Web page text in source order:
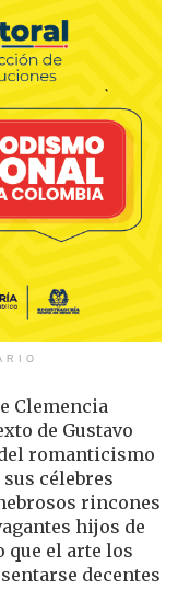
Clemencia
de Gustavo
romanticismo
célebres
rincones
hijos de
que el arte los
decentes